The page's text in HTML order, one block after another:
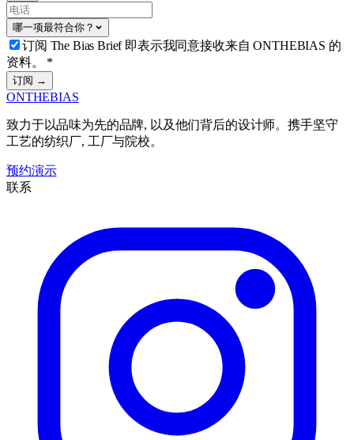
哪一项最符合你？
订阅 The Bias Brief 即表示我同意接收来自 ONTHEBIAS 的
资料。
*
订阅 →
ONTHEBIAS
致力于以品味为先的品牌, 以及他们背后的设计师。携手坚守
工艺的纺织厂, 工厂与院校。
预约演示
联系